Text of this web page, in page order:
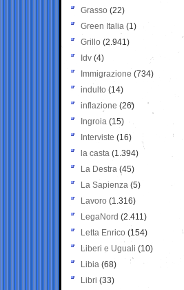
Grasso (22)
Green Italia (1)
Grillo (2.941)
Idv (4)
Immigrazione (734)
indulto (14)
inflazione (26)
Ingroia (15)
Interviste (16)
la casta (1.394)
La Destra (45)
La Sapienza (5)
Lavoro (1.316)
LegaNord (2.411)
Letta Enrico (154)
Liberi e Uguali (10)
Libia (68)
Libri (33)